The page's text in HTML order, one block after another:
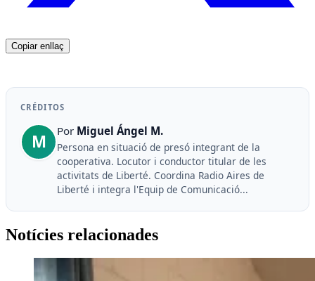
Copiar enllaç
CRÉDITOS
M
Por Miguel Ángel M.
Persona en situació de presó integrant de la
cooperativa. Locutor i conductor titular de les
activitats de Liberté. Coordina Radio Aires de
Liberté i integra l'Equip de Comunicació...
Notícies relacionades